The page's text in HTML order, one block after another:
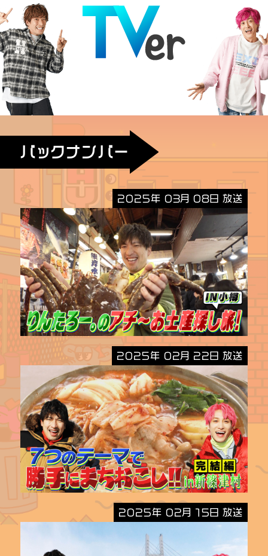
バックナンバー
2025年 03月 08日 放送
2025年 02月 22日 放送
2025年 02月 15日 放送